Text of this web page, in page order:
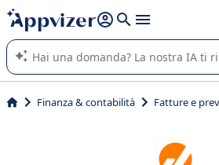
righe con
shift + enter
L'IA di Appvizer vi guida nell'utilizzo o nella
software SaaS per la vostra azienda.
Finanza & contabilità Fatture e